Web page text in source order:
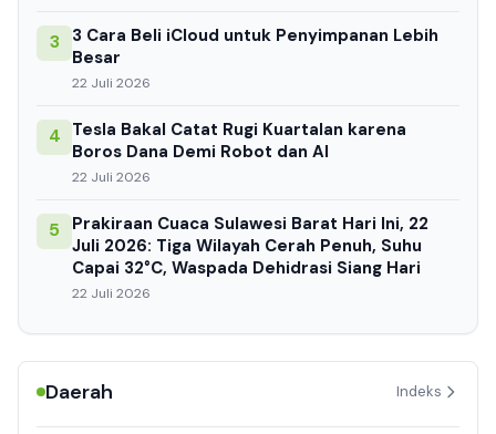
3
3 Cara Beli iCloud untuk Penyimpanan Lebih
Besar
22 Juli 2026
4 Tesla Bakal Catat Rugi Kuartalan karena
Boros Dana Demi Robot dan AI
22 Juli 2026
5
Prakiraan Cuaca Sulawesi Barat Hari Ini, 22
Juli 2026: Tiga Wilayah Cerah Penuh, Suhu
Capai 32°C, Waspada Dehidrasi Siang Hari
22 Juli 2026
Daerah Indeks